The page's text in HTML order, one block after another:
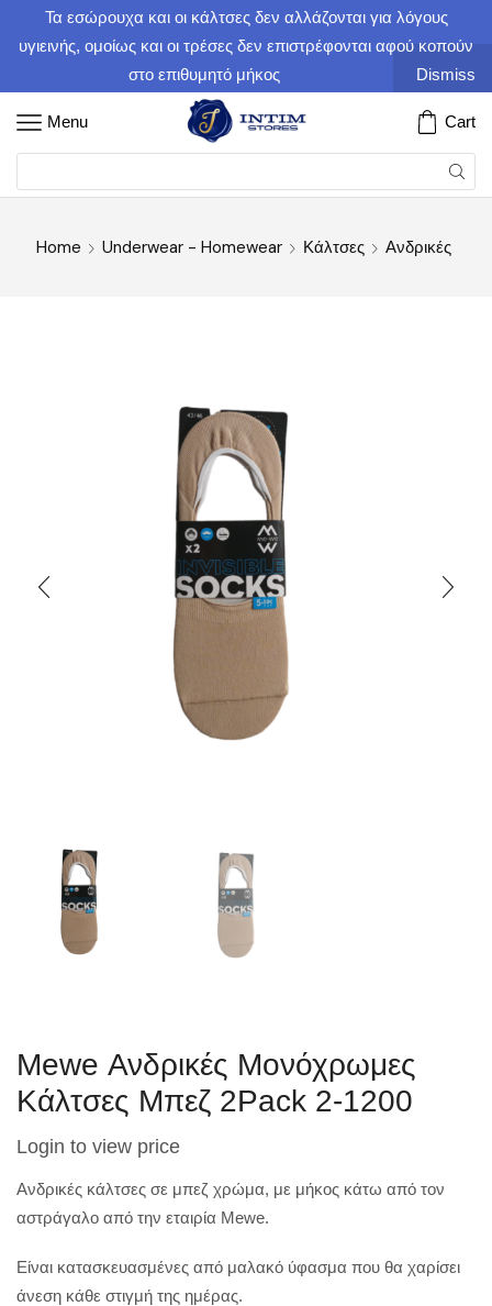
Τα εσώρουχα και οι κάλτσες δεν αλλάζονται για λόγους
υγιεινής, ομοίως και οι τρέσες δεν επιστρέφονται αφού κοπούν
στο επιθυμητό μήκος
Dismiss
Menu Cart
Home Underwear - Homewear Κάλτσες Ανδρικές
Mewe Ανδρικές Μονόχρωμες
Κάλτσες Μπεζ 2Pack 2-1200
Login to view price
Ανδρικές κάλτσες σε μπεζ χρώμα, με μήκος κάτω από τον
αστράγαλο από την εταιρία Mewe.
Είναι κατασκευασμένες από μαλακό ύφασμα που θα χαρίσει
άνεση κάθε στιγμή της ημέρας.